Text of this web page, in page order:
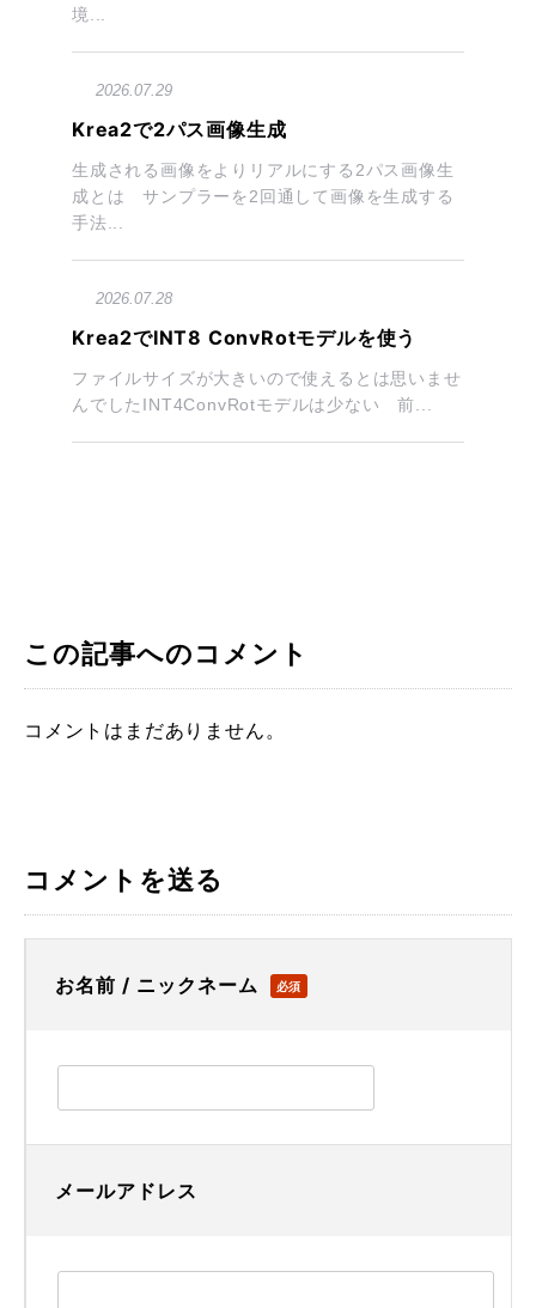
境...
2026.07.29
Krea2で2パス画像生成
生成される画像をよりリアルにする2パス画像生
成とは サンプラーを2回通して画像を生成する
手法...
2026.07.28
Krea2でINT8 ConvRotモデルを使う
ファイルサイズが大きいので使えるとは思いませ
んでしたINT4ConvRotモデルは少ない 前...
この記事へのコメント
コメントはまだありません。
コメントを送る
お名前 / ニックネーム 必須
メールアドレス